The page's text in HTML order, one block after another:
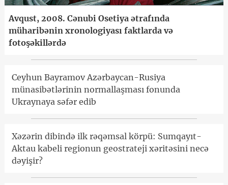
Avqust, 2008. Cənubi Osetiya ətrafında
müharibənin xronologiyası faktlarda və
fotoşəkillərdə
Ceyhun Bayramov Azərbaycan-Rusiya
münasibətlərinin normallaşması fonunda
Ukraynaya səfər edib
Xəzərin dibində ilk rəqəmsal körpü: Sumqayıt-
Aktau kabeli regionun geostrateji xəritəsini necə
dəyişir?